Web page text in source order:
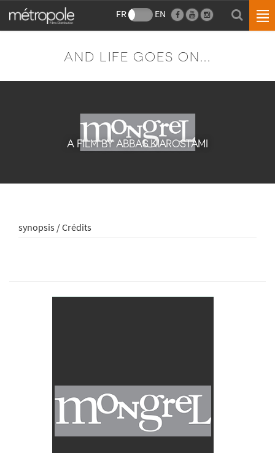
FR EN
AND LIFE GOES ON...
A FILM BY ABBAS KIAROSTAMI
synopsis / Crédits